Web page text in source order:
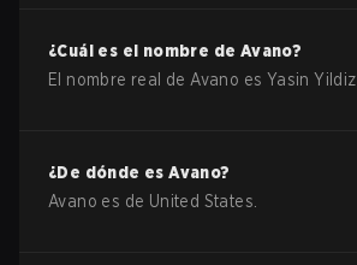
¿Cuál es el nombre de Avano?
El nombre real de Avano es Yasin Yildiz
¿De dónde esAvano?
Avano es de United States